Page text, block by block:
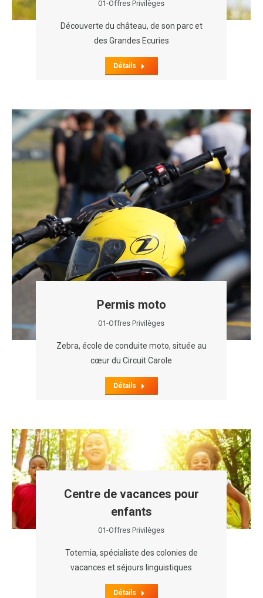
01-Offres Privilèges
Découverte du château, de son parc et
des Grandes Ecuries
Détails
Permis moto
01-Offres Privilèges
Zebra, école de conduite moto, située au
cœur du Circuit Carole
Détails
Centre de vacances pour
enfants
01-Offres Privilèges
Totemia, spécialiste des colonies de
vacances et séjours linguistiques
Détails